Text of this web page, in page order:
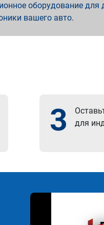
оборудование для
вашего авто.
3
для